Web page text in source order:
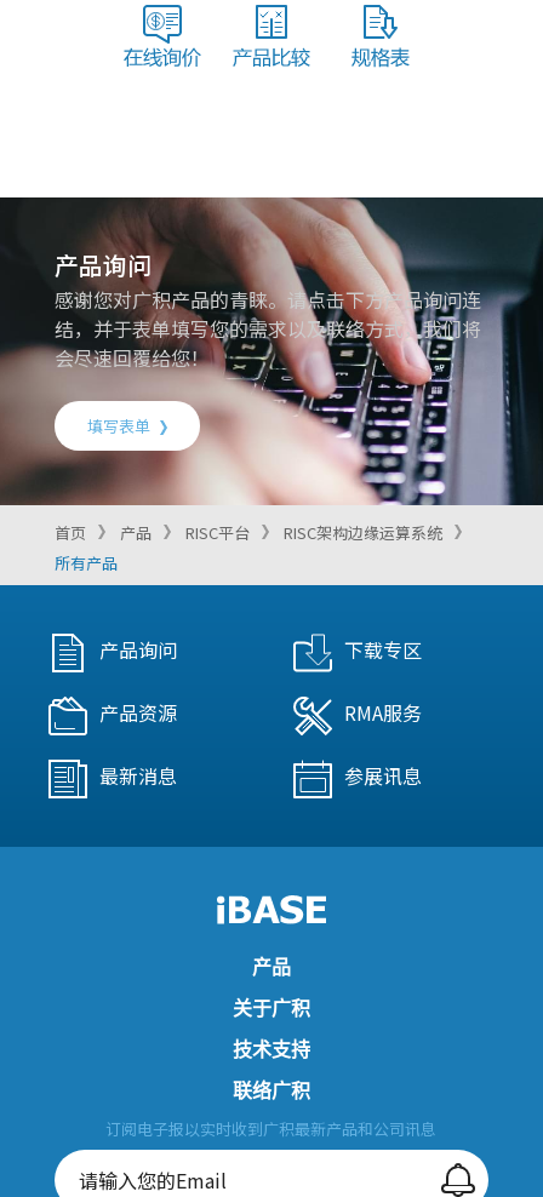
产品询问
感谢您对广积产品的青睐。请点击下方产品询问连
结，并于表单填写您的需求以及联络方式，我们将
会尽速回覆给您！
填写表单
首页 产品 RISC平台
RISC架构边缘运算系统
所有产品
产品询问 下载专区
产品资源 RMA服务
最新消息 参展讯息
产品
关于广积
技术支持
联络广积
订阅电子报以实时收到广积最新产品和公司讯息